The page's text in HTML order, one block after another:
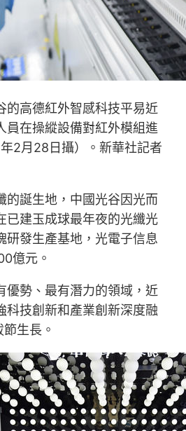
的高德紅外智感科技平易近
員在操縱設備對紅外模組進
2月28日攝）。新華社記者
的誕生地，中國光谷因光而
已建玉成球最年夜的光纖光
研發生產基地，光電子信息
億元。
優勢、最有潛力的領域，近
科技創新和產業創新深度融
生長。